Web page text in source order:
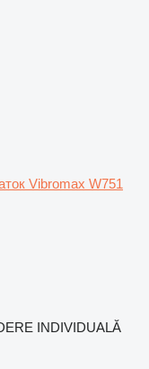
Vibromax W751
INDIVIDUALĂ